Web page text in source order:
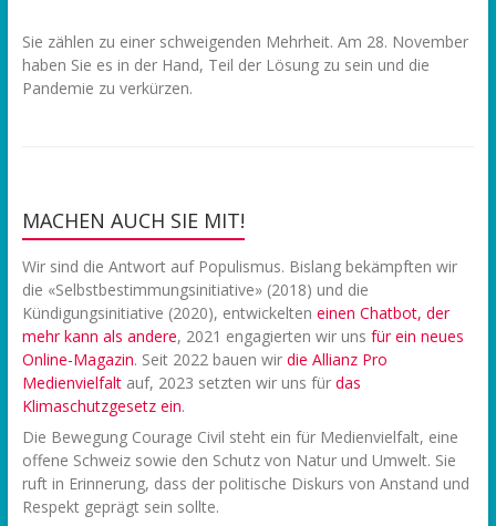
Sie zählen zu einer schweigenden Mehrheit. Am 28. November
haben Sie es in der Hand, Teil der Lösung zu sein und die
Pandemie zu verkürzen.
MACHEN AUCH SIE MIT!
Wir sind die Antwort auf Populismus. Bislang bekämpften wir
die «Selbstbestimmungsinitiative» (2018) und die
Kündigungsinitiative (2020), entwickelten einen Chatbot, der
mehr kann als andere, 2021 engagierten wir uns für ein neues
Online-Magazin. Seit 2022 bauen wir die Allianz Pro
Medienvielfaltauf, 2023 setzten wir uns für das
Klimaschutzgesetz ein.
Die Bewegung Courage Civil steht ein für Medienvielfalt, eine
offene Schweiz sowie den Schutz von Natur und Umwelt. Sie
ruft in Erinnerung, dass der politische Diskurs von Anstand und
Respekt geprägt sein sollte.